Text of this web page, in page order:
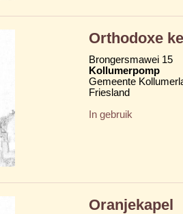
Orthodoxe
Brongersmawei 15
Kollumerpomp
Gemeente
Friesland
In gebruik
Oranjekapel